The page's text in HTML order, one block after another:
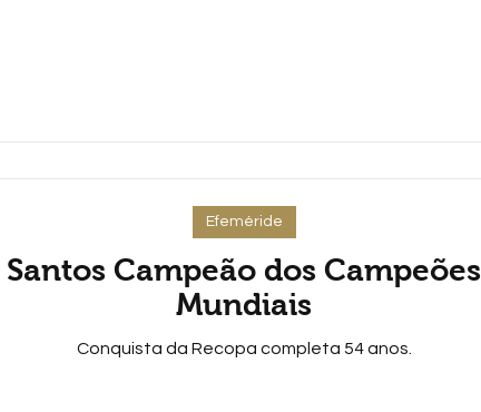
Santos Campeão dos Campeões
Mundiais
Conquista da Recopa completa 54 anos.
Efeméride